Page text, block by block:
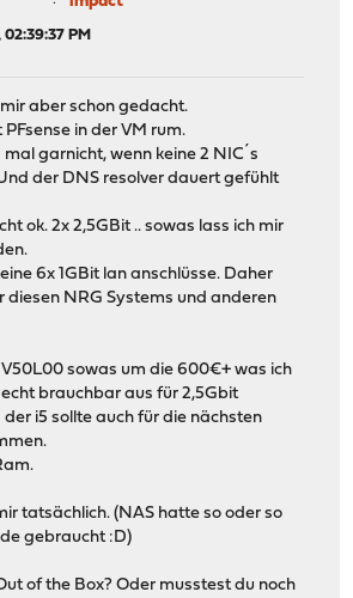
02:39:37 PM
aber schon gedacht.
PFsense in der VM rum.
garnicht, wenn keine 2 NIC´s
der DNS resolver dauert gefühlt
ok. 2x 2,5GBit .. sowas lass ich mir
6x 1GBit lan anschlüsse. Daher
diesen NRG Systems und anderen
sowas um die 600€+ was ich
brauchbar aus für 2,5Gbit
i5 sollte auch für die nächsten
tatsächlich. (NAS hatte so oder so
gebraucht :D)
of the Box? Oder musstest du noch